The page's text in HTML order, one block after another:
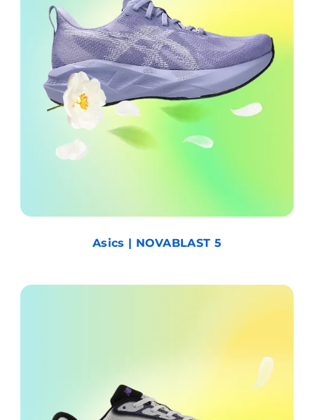
Asics | NOVABLAST 5